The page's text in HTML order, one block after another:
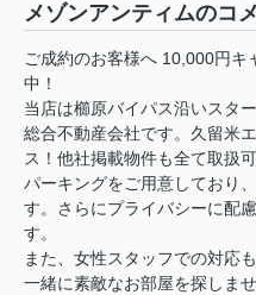
メゾンアンティムのコ
ご成約のお客様へ 10,000円キ
中！
当店は櫛原バイパス沿いスタ
総合不動産会社です。久留米
ス！他社掲載物件も全て取扱
パーキングをご用意しており
す。さらにプライバシーに配
す。
また、女性スタッフでの対応
一緒に素敵なお部屋を探しませ